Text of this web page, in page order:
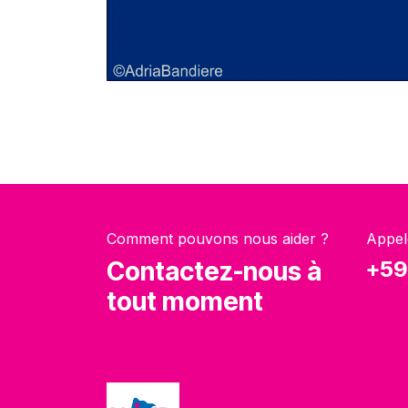
Comment pouvons nous aider ?
Contactez-nous à
tout moment